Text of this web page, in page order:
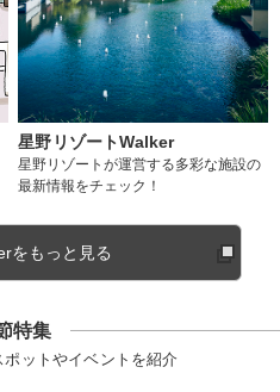
星野リゾートWalker
星野リゾートが運営する多彩な施設の
最新情報をチェック！
をもっと見る
特集
ットやイベントを紹介